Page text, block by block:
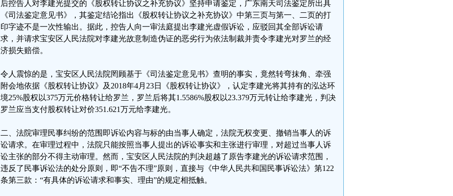
后控告人对李建光提交的《股权转让协议之补充协议》坚持申请鉴定，广东南天司法鉴定所出具
《司法鉴定意见书》，其鉴定结论指出《股权转让协议之补充协议》中第三页与第一、二页的打
印字迹不是一次性输出。据此，控告人向一审法庭提出李建光虚假诉讼，应驳回其全部诉讼请
求，并请求宝安区人民法院对李建光故意制造伪证的恶劣行为依法制裁并责令李建光对罗兰的经
济损失赔偿。
令人震惊的是，宝安区人民法院罔顾基于《司法鉴定意见书》查明的事实，竟然转弯抹角、牵强
附会地依据《股权转让协议》及2018年4月23日《股权转让协议》，认定李建光将其持有的泓达环
境25%股权以375万元价格转让给罗兰，罗兰后将其1.5586%股权以23.379万元转让给李建光，判决
罗兰应当支付股权转让对价351.621万元给李建光。
二、法院审理民事纠纷的范围即诉讼内容与标的由当事人确定，法院无权变更、撤销当事人的诉
讼请求。在审理过程中，法院只能按照当事人提出的诉讼事实和主张进行审理，对超过当事人诉
讼主张的部分不得主动审理。然而，宝安区人民法院的判决超越了原告李建光的诉讼请求范围，
违反了民事诉讼法的处分原则，即“不告不理”原则，直接与《中华人民共和国民事诉讼法》第122
条第三款：“有具体的诉讼请求和事实、理由”的规定相抵触。